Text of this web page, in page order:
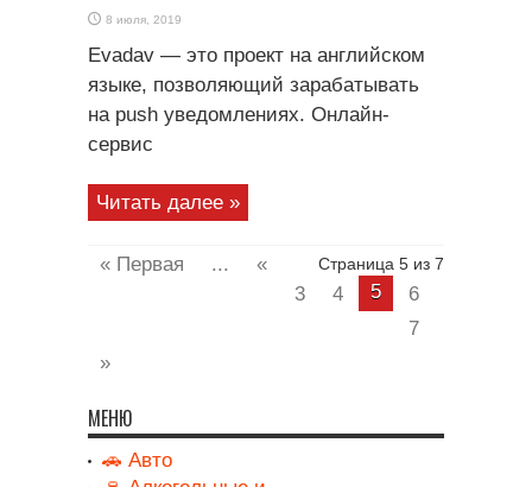
8 июля, 2019
Evadav — это проект на английском
языке, позволяющий зарабатывать
на push уведомлениях. Онлайн-
сервис
Читать далее »
Страница 5 из 7
« Первая ...
«
3
4 5
6
7
»
МЕНЮ
🚗 Авто